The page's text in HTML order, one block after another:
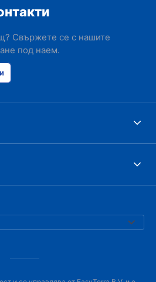
Свържете се с нашите
под наем.